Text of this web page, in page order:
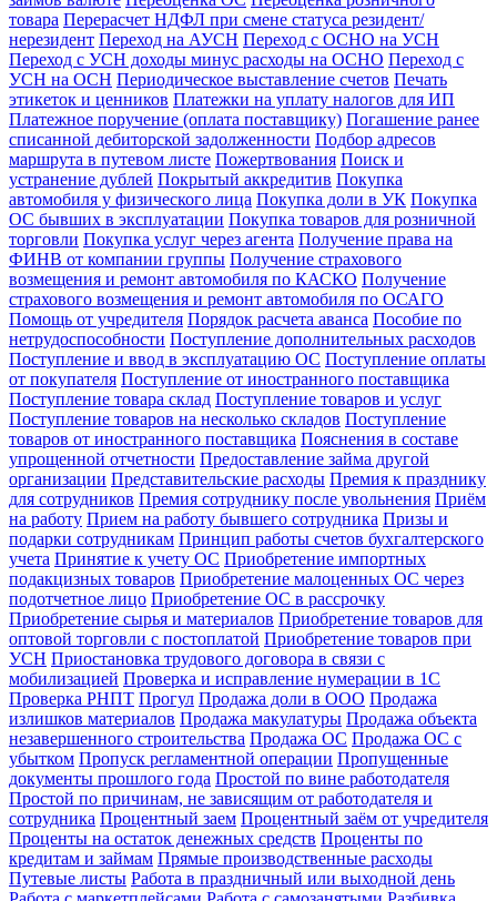
товара Перерасчет НДФЛ при смене статуса резидент/
нерезидент Переход на АУСН Переход с ОСНО на УСН
Переход с УСН доходы минус расходы на ОСНО Переход с
УСН на ОСН Периодическое выставление счетов Печать
этикеток и ценников Платежки на уплату налогов для ИП
Платежное поручение (оплата поставщику) Погашение ранее
списанной дебиторской задолженности Подбор адресов
маршрута в путевом листе Пожертвования Поиск и
устранение дублей Покрытый аккредитив Покупка
автомобиля у физического лица Покупка доли в УК Покупка
ОС бывших в эксплуатации Покупка товаров для розничной
торговли Покупка услуг через агента Получение права на
ФИНВ от компании группы Получение страхового
возмещения и ремонт автомобиля по КАСКО Получение
страхового возмещения и ремонт автомобиля по ОСАГО
Помощь от учредителя Порядок расчета аванса Пособие по
нетрудоспособности Поступление дополнительных расходов
Поступление и ввод в эксплуатацию ОС Поступление оплаты
от покупателя Поступление от иностранного поставщика
Поступление товара склад Поступление товаров и услуг
Поступление товаров на несколько складов Поступление
товаров от иностранного поставщика Пояснения в составе
упрощенной отчетности Предоставление займа другой
организации Представительские расходы Премия к празднику
для сотрудников Премия сотруднику после увольнения Приём
на работу Прием на работу бывшего сотрудника Призы и
подарки сотрудникам Принцип работы счетов бухгалтерского
учета Принятие к учету ОС Приобретение импортных
подакцизных товаров Приобретение малоценных ОС через
подотчетное лицо Приобретение ОС в рассрочку
Приобретение сырья и материалов Приобретение товаров для
оптовой торговли с постоплатой Приобретение товаров при
УСН Приостановка трудового договора в связи с
мобилизацией Проверка и исправление нумерации в 1С
Проверка РНПТ Прогул Продажа доли в ООО Продажа
излишков материалов Продажа макулатуры Продажа объекта
незавершенного строительства Продажа ОС Продажа ОС с
убытком Пропуск регламентной операции Пропущенные
документы прошлого года Простой по вине работодателя
Простой по причинам, не зависящим от работодателя и
сотрудника Процентный заем Процентный заём от учредителя
Проценты на остаток денежных средств Проценты по
кредитам и займам Прямые производственные расходы
Путевые листы Работа в праздничный или выходной день